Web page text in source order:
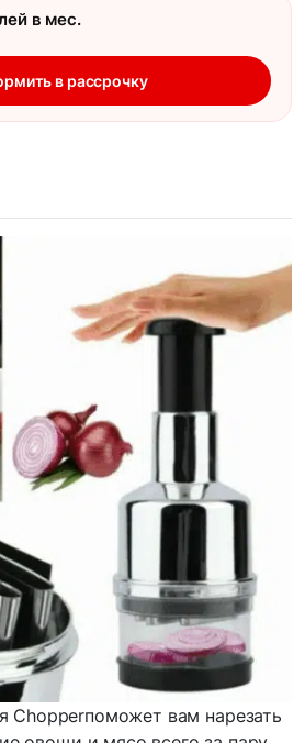
в мес.
в рассрочку
Chopperпоможет вам нарезать